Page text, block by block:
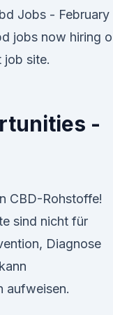
Jobs - February
jobs now hiring
job site.
-
CBD-Rohstoffe!
sind nicht für
Diagnose
aufweisen.